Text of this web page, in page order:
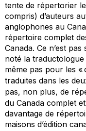
tente de répertorier
compris) d’auteurs
anglophones au
répertoire complet
Canada. Ce n’est
noté la traductologue
même pas pour les
traduites dans les
pas, non plus, de
du Canada complet
davantage de
maisons d’édition